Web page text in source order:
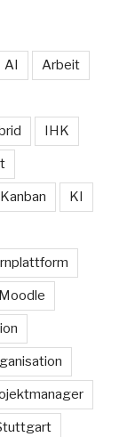
AI Arbeit
IHK
Kanban KI
Moodle